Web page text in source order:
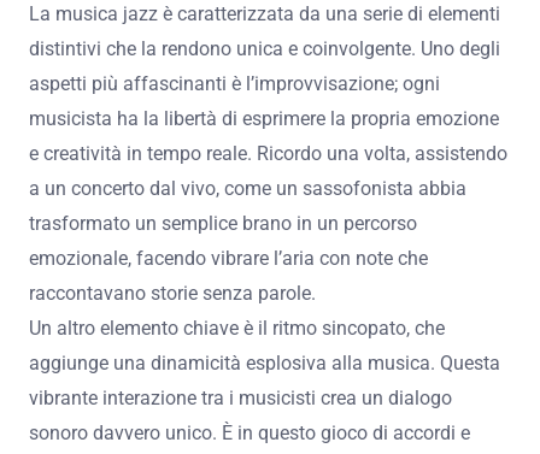
La musica jazz è caratterizzata da una serie di elementi
distintivi che la rendono unica e coinvolgente. Uno degli
aspetti più affascinanti è l’improvvisazione; ogni
musicista ha la libertà di esprimere la propria emozione
e creatività in tempo reale. Ricordo una volta, assistendo
a un concerto dal vivo, come un sassofonista abbia
trasformato un semplice brano in un percorso
emozionale, facendo vibrare l’aria con note che
raccontavano storie senza parole.
Un altro elemento chiave è il ritmo sincopato, che
aggiunge una dinamicità esplosiva alla musica. Questa
vibrante interazione tra i musicisti crea un dialogo
sonoro davvero unico. È in questo gioco di accordi e